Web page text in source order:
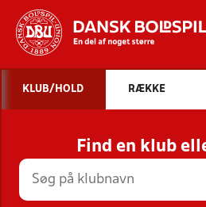
STILLINGER,
HOLD
KLUB/HOLD RÆKKE
Find en klub